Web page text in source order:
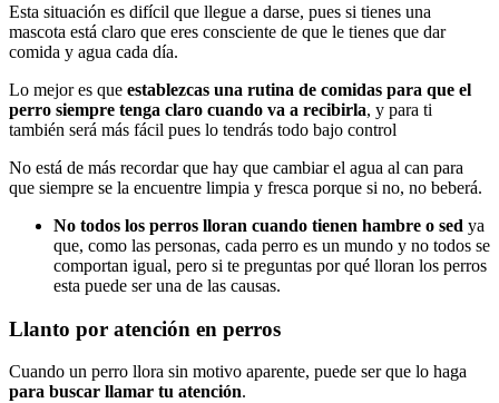
Esta situación es difícil que llegue a darse, pues si tienes una
mascota está claro que eres consciente de que le tienes que dar
comida y agua cada día.
Lo mejor es que establezcas una rutina de comidas para que el
perro siempre tenga claro cuando va a recibirla, y para ti
también será más fácil pues lo tendrás todo bajo control
No está de más recordar que hay que cambiar el agua al can para
que siempre se la encuentre limpia y fresca porque si no, no beberá.
No todos los perros lloran cuando tienen hambre o sed ya
que, como las personas, cada perro es un mundo y no todos se
comportan igual, pero si te preguntas por qué lloran los perros
esta puede ser una de las causas.
Llanto por atención en perros
Cuando un perro llora sin motivo aparente, puede ser que lo haga
para buscar llamar tu atención.